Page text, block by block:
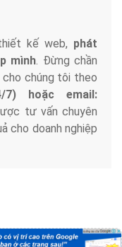
kế web, phát
mình. Đừng chần
cho chúng tôi theo
7) hoặc email:
tư vấn chuyên
cho doanh nghiệp